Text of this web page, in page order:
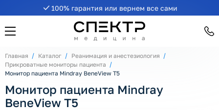
100% гарантия или вернем все сами
Главная Каталог
Реанимация и анестезиология
Прикроватные мониторы пациента
Монитор пациента Mindray BeneView T5
Монитор пациента Mindray
BeneView T5